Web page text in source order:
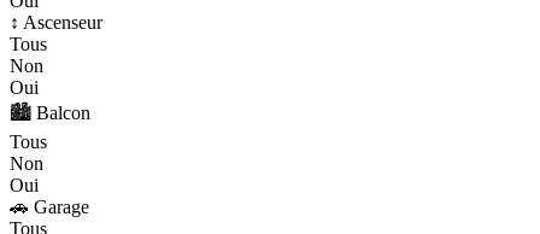
↕️ Ascenseur
Tous
Non
Oui
🏙️ Balcon
Tous
Non
Oui
🚗 Garage
Tous